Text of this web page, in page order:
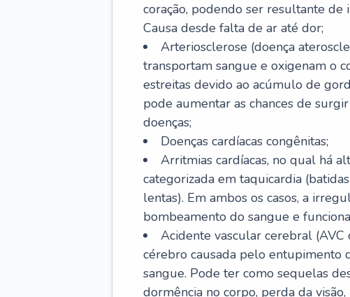
coração, podendo ser resultante de
Causa desde falta de ar até dor;
Arteriosclerose (doença
transportam sangue e oxigenam o
estreitas devido ao acúmulo de
pode aumentar as chances de
doenças;
Doenças cardíacas congênitas;
Arritmias cardíacas, no qual há
categorizada em taquicardia
lentas). Em ambos os casos, a
bombeamento do sangue e
Acidente vascular cerebral
cérebro causada pelo entupimento
sangue. Pode ter como sequelas
dormência no corpo, perda da